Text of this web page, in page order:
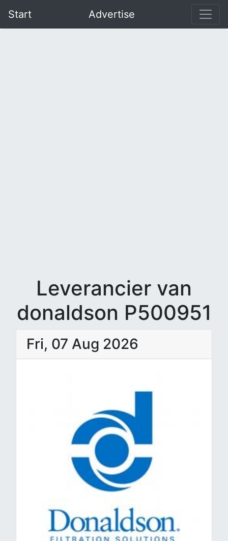
Start Advertise
Leverancier van
donaldson P500951
Fri, 07 Aug 2026